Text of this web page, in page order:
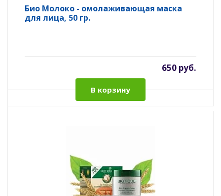
Био Молоко - омолаживающая маска
для лица, 50 гр.
650 руб.
В корзину